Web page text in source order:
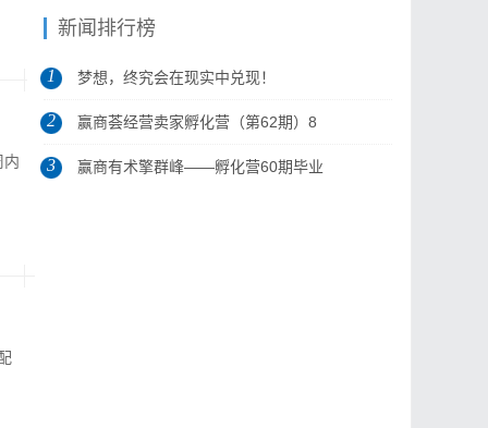
内
新闻排行榜
1 梦想，终究会在现实中兑现！
2 赢商荟经营卖家孵化营（第62期）8
月5日开营
3 赢商有术擎群峰——孵化营60期毕业